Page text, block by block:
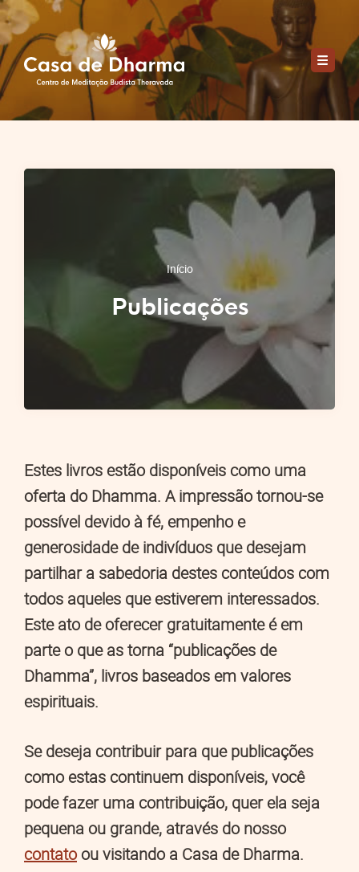
Início
Publicações
Estes livros estão disponíveis como uma
oferta do Dhamma. A impressão tornou-se
possível devido à fé, empenho e
generosidade de indivíduos que desejam
partilhar a sabedoria destes conteúdos com
todos aqueles que estiverem interessados.
Este ato de oferecer gratuitamente é em
parte o que as torna “publicações de
Dhamma”, livros baseados em valores
espirituais.
Se deseja contribuir para que publicações
como estas continuem disponíveis, você
pode fazer uma contribuição, quer ela seja
pequena ou grande, através do nosso
contato ou visitando a Casa de Dharma.